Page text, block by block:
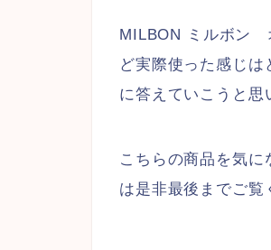
MILBON ミルボン
ど実際使った感じ
に答えていこうと思
こちらの商品を気
は是非最後までご覧